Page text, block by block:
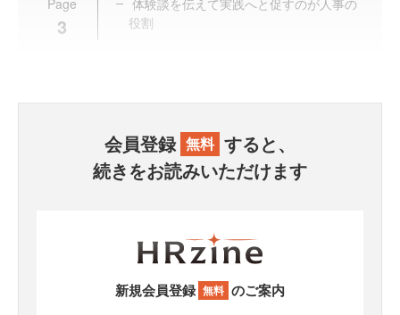
Page
3
体験談を伝えて実践へと促すのが人事の
役割
会員登録 無料 すると、
続きをお読みいただけます
新規会員登録 無料 のご案内